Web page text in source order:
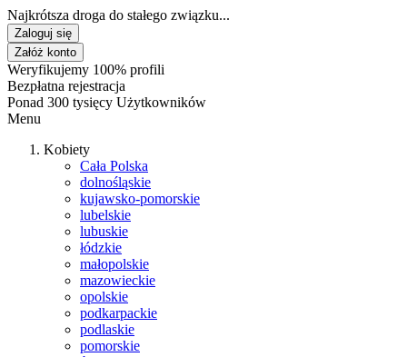
Najkrótsza droga do stałego związku...
Zaloguj się
Załóż konto
Weryfikujemy 100% profili
Bezpłatna rejestracja
Ponad 300 tysięcy Użytkowników
Menu
Kobiety
Cała Polska
dolnośląskie
kujawsko-pomorskie
lubelskie
lubuskie
łódzkie
małopolskie
mazowieckie
opolskie
podkarpackie
podlaskie
pomorskie